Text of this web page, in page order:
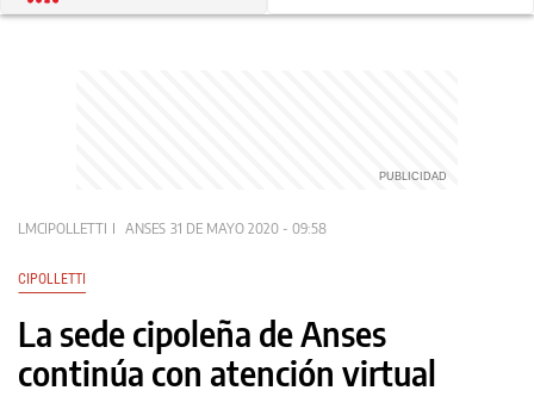
LMCIPOLLETTI ANSES 31 DE MAYO 2020 - 09:58
CIPOLLETTI
La sede cipoleña de Anses
continúa con atención virtual